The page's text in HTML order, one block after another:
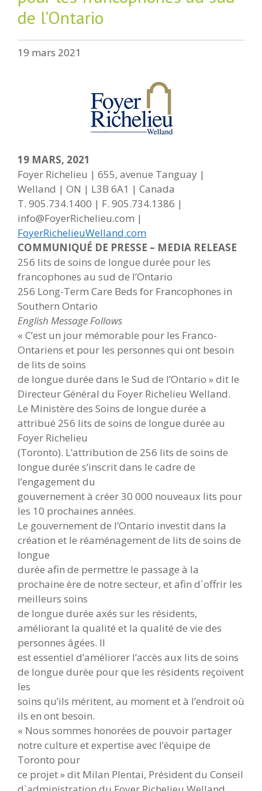
de l’Ontario
19 mars 2021
19 MARS, 2021
Foyer Richelieu | 655, avenue Tanguay |
Welland | ON | L3B 6A1 | Canada
T. 905.734.1400 | F. 905.734.1386 |
info@FoyerRichelieu.com |
FoyerRichelieuWelland.com
COMMUNIQUÉ DE PRESSE – MEDIA RELEASE
256 lits de soins de longue durée pour les
francophones au sud de l’Ontario
256 Long-Term Care Beds for Francophones in
Southern Ontario
English Message Follows
« C’est un jour mémorable pour les Franco-
Ontariens et pour les personnes qui ont besoin
de lits de soins
de longue durée dans le Sud de l’Ontario » dit le
Directeur Général du Foyer Richelieu Welland.
Le Ministère des Soins de longue durée a
attribué 256 lits de soins de longue durée au
Foyer Richelieu
(Toronto). L’attribution de 256 lits de soins de
longue durée s’inscrit dans le cadre de
l’engagement du
gouvernement à créer 30 000 nouveaux lits pour
les 10 prochaines années.
Le gouvernement de l’Ontario investit dans la
création et le réaménagement de lits de soins de
longue
durée afin de permettre le passage à la
prochaine ère de notre secteur, et afin d`offrir les
meilleurs soins
de longue durée axés sur les résidents,
améliorant la qualité et la qualité de vie des
personnes âgées. Il
est essentiel d’améliorer l’accès aux lits de soins
de longue durée pour que les résidents reçoivent
les
soins qu’ils méritent, au moment et à l’endroit où
ils en ont besoin.
« Nous sommes honorées de pouvoir partager
notre culture et expertise avec l’équipe de
Toronto pour
ce projet » dit Milan Plentai, Président du Conseil